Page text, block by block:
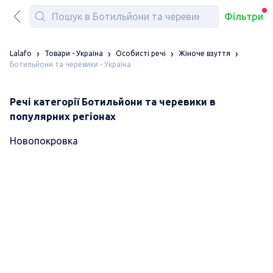
Фільтри
Lalafo Товари - Україна Особисті речі
Жіноче взуття
Ботильйони та черевики - Україна
Речі категорії Ботильйони та черевики в
популярних регіонах
Новопокровка